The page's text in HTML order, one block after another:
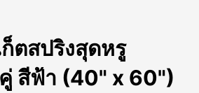
ตสปริงสุดหรู
สีฟ้า (40" x 60")